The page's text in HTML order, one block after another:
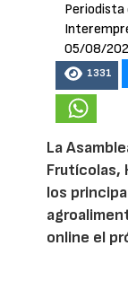
05/08/
1331
La
Frutícolas,
los
online el